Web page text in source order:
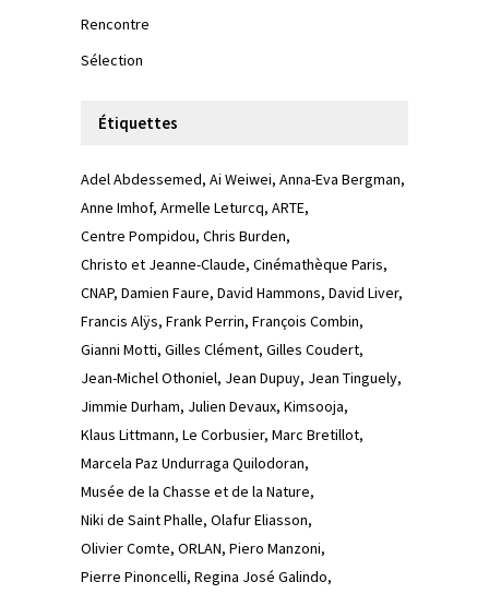
Rencontre
Sélection
Étiquettes
Adel Abdessemed Ai Weiwei Anna-Eva Bergman
Anne Imhof Armelle Leturcq ARTE
Centre Pompidou Chris Burden
Christo et Jeanne-Claude Cinémathèque Paris
CNAP Damien Faure David Hammons David Liver
Francis Alÿs Frank Perrin François Combin
Gianni Motti Gilles Clément Gilles Coudert
Jean-Michel Othoniel Jean Dupuy Jean Tinguely
Jimmie Durham Julien Devaux Kimsooja
Klaus Littmann Le Corbusier Marc Bretillot
Marcela Paz Undurraga Quilodoran
Musée de la Chasse et de la Nature
Niki de Saint Phalle Olafur Eliasson
Olivier Comte ORLAN Piero Manzoni
Pierre Pinoncelli Regina José Galindo